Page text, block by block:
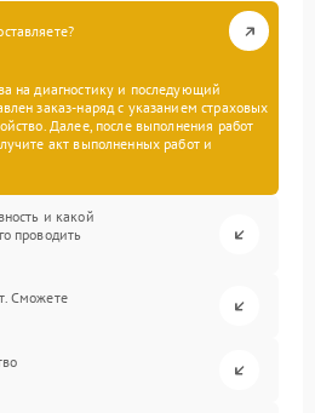
на диагностику и последующий
заказ-наряд с указанием страховых
Далее, после выполнения работ
акт выполненных работ и
и какой
проводить
Сможете